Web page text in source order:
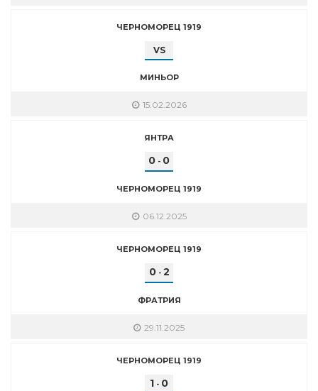
ЧЕРНОМОРЕЦ 1919
VS
МИНЬОР
15.02.2026
ЯНТРА
0 - 0
ЧЕРНОМОРЕЦ 1919
06.12.2025
ЧЕРНОМОРЕЦ 1919
0- 2
ФРАТРИЯ
29.11.2025
ЧЕРНОМОРЕЦ 1919
1 - 0